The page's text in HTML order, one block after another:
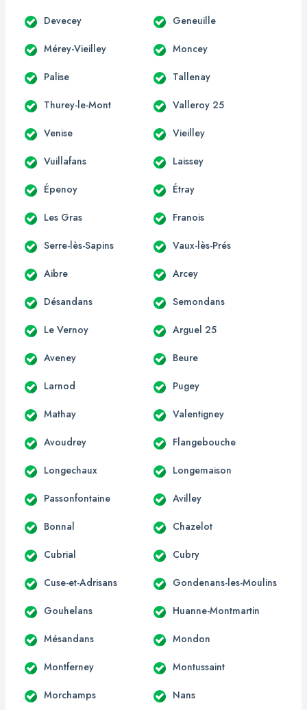
Devecey Geneuille
Mérey-Vieilley Moncey
Palise Tallenay
Thurey-le-Mont Valleroy 25
Venise Vieilley
Vuillafans Laissey
Épenoy Étray
Les Gras Franois
Serre-lès-Sapins Vaux-lès-Prés
Aibre Arcey
Désandans Semondans
Le Vernoy Arguel 25
Aveney Beure
Larnod Pugey
Mathay Valentigney
Avoudrey Flangebouche
Longechaux Longemaison
Passonfontaine Avilley
Bonnal Chazelot
Cubrial Cubry
Cuse-et-Adrisans Gondenans-les-Moulins
Gouhelans Huanne-Montmartin
Mésandans Mondon
Montferney Montussaint
Morchamps Nans